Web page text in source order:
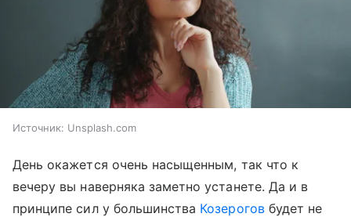
Источник: Unsplash.com
День окажется очень насыщенным, так что к
вечеру вы наверняка заметно устанете. Да и в
принципе сил у большинства Козероговбудет не